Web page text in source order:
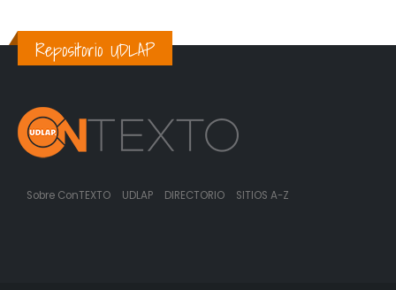
Repositorio UDLAP
Sobre ConTEXTO UDLAP DIRECTORIO SITIOS A-Z